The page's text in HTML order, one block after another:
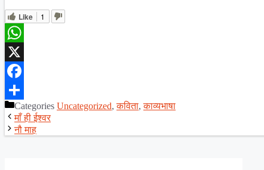
Like 1
WhatsApp
X
Facebook
ShareCategories Uncategorized,कविता,काव्यभाषा
माँ ही ईश्वर
नौ माह